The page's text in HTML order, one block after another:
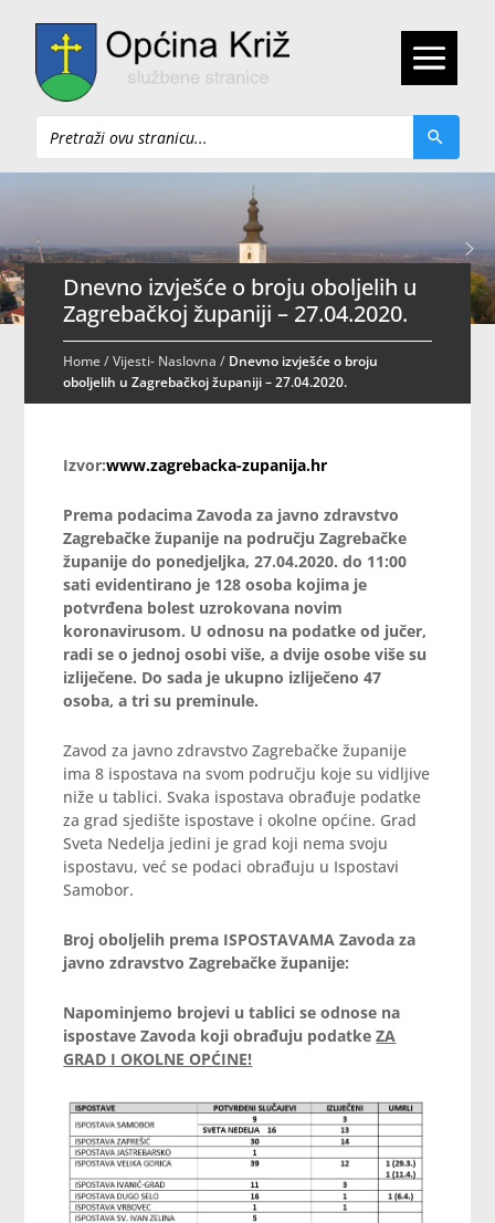
Pretraži
Dnevno izvješće o broju oboljelih u
Zagrebačkoj županiji – 27.04.2020.
Home/Vijesti- Naslovna / Dnevno izvješće o broju
oboljelih u Zagrebačkoj županiji – 27.04.2020.
Izvor:www.zagrebacka-zupanija.hr
Prema podacima Zavoda za javno zdravstvo
Zagrebačke županije na području Zagrebačke
županije do ponedjeljka, 27.04.2020. do 11:00
sati evidentirano je 128 osoba kojima je
potvrđena bolest uzrokovana novim
koronavirusom. U odnosu na podatke od jučer,
radi se o jednoj osobi više, a dvije osobe više su
izliječene. Do sada je ukupno izliječeno 47
osoba, a tri su preminule.
Zavod za javno zdravstvo Zagrebačke županije
ima 8 ispostava na svom području koje su vidljive
niže u tablici. Svaka ispostava obrađuje podatke
za grad sjedište ispostave i okolne općine. Grad
Sveta Nedelja jedini je grad koji nema svoju
ispostavu, već se podaci obrađuju u Ispostavi
Samobor.
Broj oboljelih prema ISPOSTAVAMA Zavoda za
javno zdravstvo Zagrebačke županije:
Napominjemo brojevi u tablici se odnose na
ispostave Zavoda koji obrađuju podatkeZA
GRAD I OKOLNE OPĆINE!